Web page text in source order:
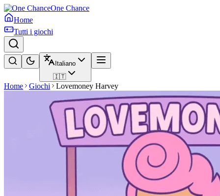
One Chance
Home
Tutti i giochi
Italiano
🇮🇹
Home Giochi Lovemoney Harvey